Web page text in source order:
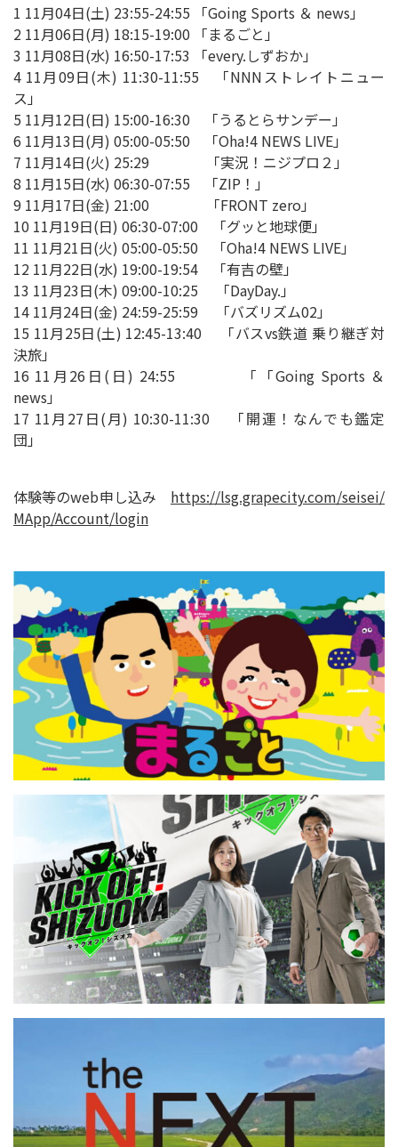
1 11月04日(土) 23:55-24:55 「Going Sports ＆ news」
2 11月06日(月) 18:15-19:00 「まるごと」
3 11月08日(水) 16:50-17:53 「every.しずおか」
4 11月09日(木) 11:30-11:55 「NNNストレイトニュー
ス」
5 11月12日(日) 15:00-16:30 「うるとらサンデー」
6 11月13日(月) 05:00-05:50 「Oha!4 NEWS LIVE」
7 11月14日(火) 25:29 「実況！ニジプロ２」
8 11月15日(水) 06:30-07:55 「ZIP！」
9 11月17日(金) 21:00 「FRONT zero」
10 11月19日(日) 06:30-07:00 「グッと地球便」
11 11月21日(火) 05:00-05:50 「Oha!4 NEWS LIVE」
12 11月22日(水) 19:00-19:54 「有吉の壁」
13 11月23日(木) 09:00-10:25 「DayDay.」
14 11月24日(金) 24:59-25:59 「バズリズム02」
15 11月25日(土) 12:45-13:40 「バスvs鉄道 乗り継ぎ対
決旅」
16 11月26日(日) 24:55 「「Going Sports ＆
news」
17 11月27日(月) 10:30-11:30 「開運！なんでも鑑定
団」
体験等のweb申し込み https://lsg.grapecity.com/seisei/
MApp/Account/login